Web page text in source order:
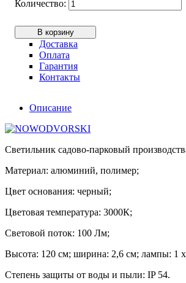
В корзину
Доставка
Оплата
Гарантия
Контакты
Описание
Светильник садово-парковый
Материал: алюминий, полимер;
Цвет основания: черный;
Цветовая температура: 3000К;
Световой поток: 100 Лм;
Высота: 120 см; ширина: 2,6 см; лампы: 1
Степень защиты от воды и пыли: IP 54.